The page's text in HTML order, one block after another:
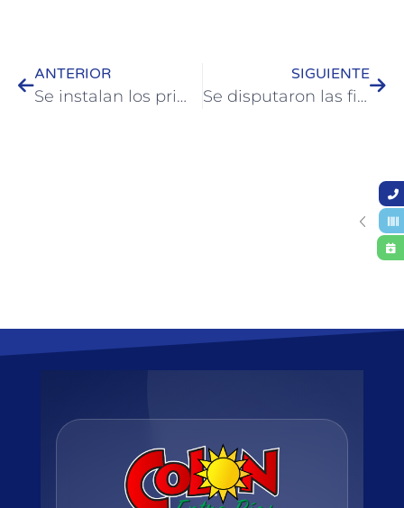
ANTERIOR
Se instalan los primeros desfibriladores en espacios públicos de Colón
SIGUIENTE
Se disputaron las finales provinciales de los Juegos Evita en Boxeo y Taekwondo